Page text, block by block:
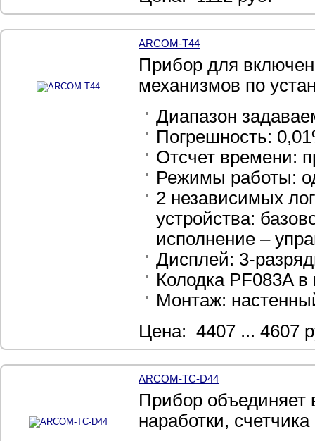
ARCOM-T44
Прибор для
механизмов по
Диапазон
Погрешность:
Отсчет времени:
Режимы работы:
2 независимых
устройства:
исполнение –
Дисплей: 3-
Колодка PF083A в
Монтаж:
Цена: 4407 ... 4607
ARCOM-TC-D44
Прибор объединяет
наработки, счетчика